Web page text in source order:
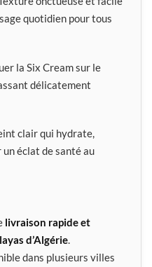
quotidien pour tous
la Six Cream sur le
délicatement
clair qui hydrate,
éclat de santé au
livraison rapide et
d’Algérie.
dans plusieurs villes